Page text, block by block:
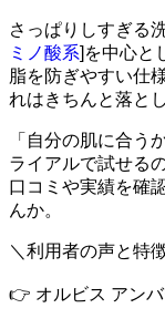
さっぱりしすぎる
ミノ酸系]を中心と
脂を防ぎやすい仕
れはきちんと落と
「自分の肌に合う
ライアルで試せる
口コミや実績を確
んか。
＼利用者の声と特
👉 オルビス アン